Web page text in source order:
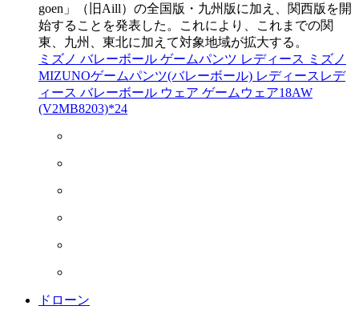
goen」（旧Aill）の全国版・九州版に加え、関西版を開
始することを発表した。これにより、これまでの関
東、九州、東北に加えて対象地域が拡大する。
ミズノ バレーボール ゲームパンツ レディース ミズノ
MIZUNOゲームパンツ(バレーボール) レディースレデ
ィース バレーボール ウェア ゲームウェア18AW
(V2MB8203)*24
ドローン